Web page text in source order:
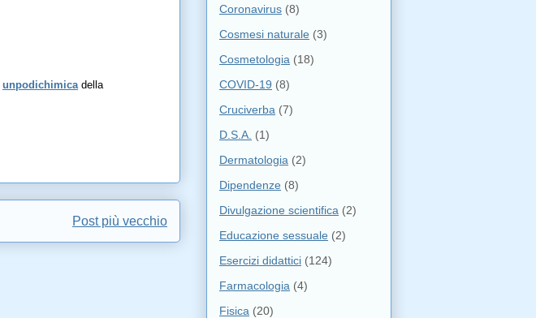
unpodichimica della
Post più vecchio
Coronavirus (8)
Cosmesi naturale (3)
Cosmetologia (18)
COVID-19 (8)
Cruciverba (7)
D.S.A. (1)
Dermatologia (2)
Dipendenze (8)
Divulgazione scientifica (2)
Educazione sessuale (2)
Esercizi didattici (124)
Farmacologia (4)
Fisica (20)